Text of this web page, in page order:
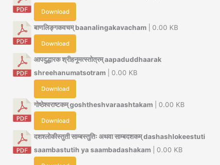
Download
बाणलिङ्गकवचम् baanalingakavacham | 0.00 KB
Download
आपदुद्धारक श्रीहनूमत्स्तोत्रम् aapaduddhaarak
shreehanumatsotram | 0.00 KB
Download
गोष्ठेश्वराष्टकम् goshtheshvaraashtakam | 0.00 KB
Download
दशश्लोकीस्तुती साम्बस्तुतिः अथवा साम्बदशकम् dashashlokeestuti
saambastutih ya saambadashakam | 0.00 KB